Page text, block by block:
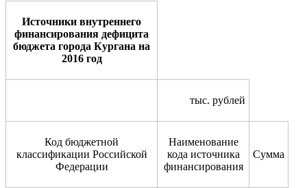
Источники внутреннего
финансирования дефицита
бюджета города Кургана на
2016 год
тыс. рублей
Код бюджетной
классификации Российской
Федерации
Наименование
кода источника
финансирования
Сумма